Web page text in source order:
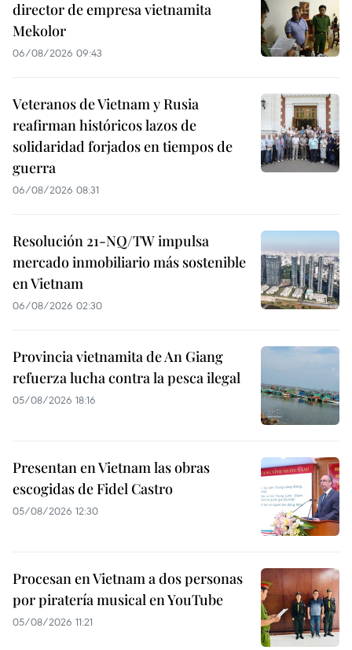
director de empresa vietnamita
Mekolor
06/08/2026 09:43
Veteranos de Vietnam y Rusia
reafirman históricos lazos de
solidaridad forjados en tiempos de
guerra
06/08/2026 08:31
Resolución 21-NQ/TW impulsa
mercado inmobiliario más sostenible
en Vietnam
06/08/2026 02:30
Provincia vietnamita de An Giang
refuerza lucha contra la pesca ilegal
05/08/2026 18:16
Presentan en Vietnam las obras
escogidas de Fidel Castro
05/08/2026 12:30
Procesan en Vietnam a dos personas
por piratería musical en YouTube
05/08/2026 11:21